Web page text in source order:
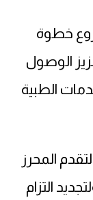
خطوة
الوصول
الطبية
المحرز
التزام